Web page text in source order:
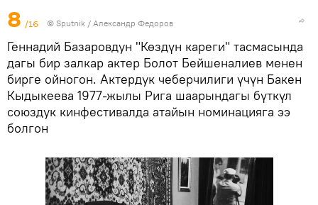
8 /16 © Sputnik / Александр Федоров
Геннадий Базаровдун "Көздүн кареги" тасмасында
дагы бир залкар актер Болот Бейшеналиев менен
бирге ойногон. Актердук чеберчилиги үчүн Бакен
Кыдыкеева 1977-жылы Рига шаарындагы бүткүл
союздук кинфестивалда атайын номинацияга ээ
болгон